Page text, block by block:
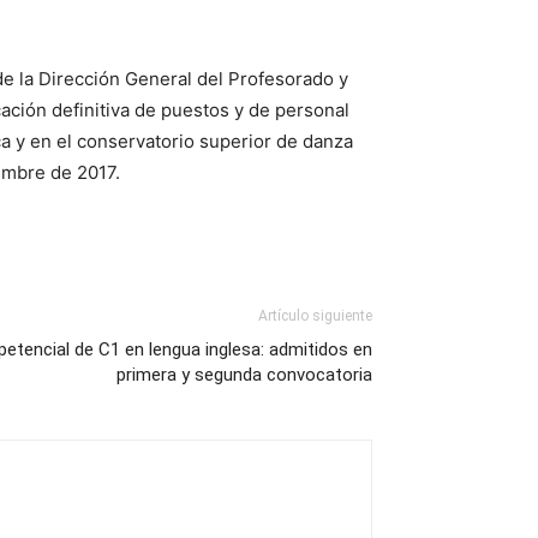
la Dirección General del Profesorado y
definitiva de puestos y de personal
y en el conservatorio superior de danza
de 2017.
Artículo siguiente
de C1 en lengua inglesa: admitidos en
primera y segunda convocatoria